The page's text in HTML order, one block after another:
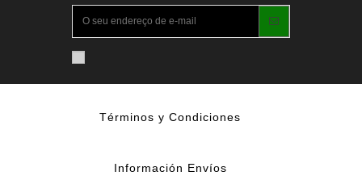
Términos y Condiciones
Información Envíos